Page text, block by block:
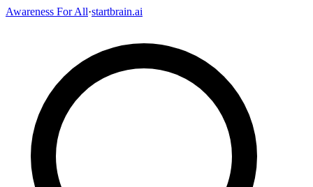
Awareness For All·startbrain.ai